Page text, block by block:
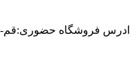
ادرس فروشگاه حضوری:قم-